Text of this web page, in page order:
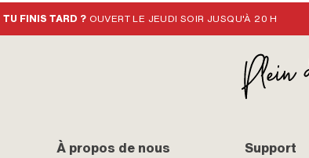
TU FINIS TARD ? OUVERT LE JEUDI SOIR JUSQU'À 20 H
À propos de nous Support